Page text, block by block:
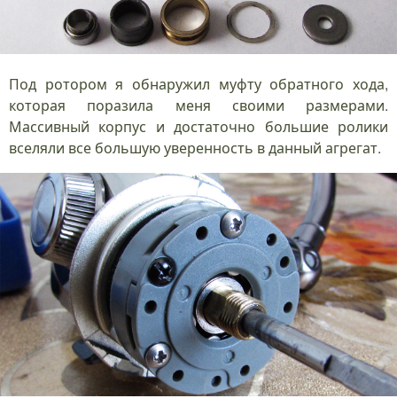
Под ротором я обнаружил муфту обратного хода,
которая поразила меня своими размерами.
Массивный корпус и достаточно большие ролики
вселяли все большую уверенность в данный агрегат.